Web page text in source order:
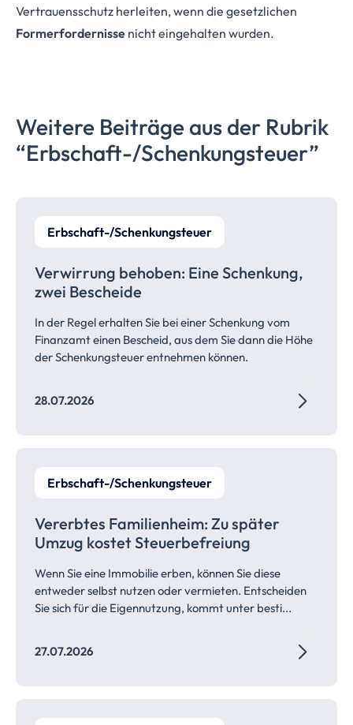
Vertrauensschutz herleiten, wenn die gesetzlichen
Formerfordernisse nicht eingehalten wurden.
Weitere Beiträge aus der Rubrik
“Erbschaft-/Schenkungsteuer”
Erbschaft-/Schenkungsteuer
Verwirrung behoben: Eine Schenkung,
zwei Bescheide
In der Regel erhalten Sie bei einer Schenkung vom
Finanzamt einen Bescheid, aus dem Sie dann die Höhe
der Schenkungsteuer entnehmen können.
28.07.2026
Erbschaft-/Schenkungsteuer
Vererbtes Familienheim: Zu später
Umzug kostetSteuerbefreiung
Wenn Sie eine Immobilie erben, können Sie diese
entweder selbst nutzen oder vermieten. Entscheiden
Sie sich für die Eigennutzung, kommt unter besti...
27.07.2026